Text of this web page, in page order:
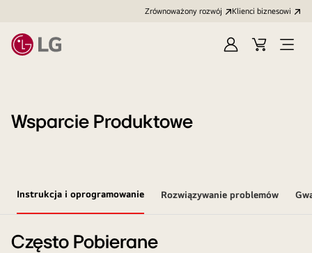
Zrównoważony rozwój Klienci biznesowi
ZalogujKoszyk
Wsparcie Produktowe
Instrukcja i oprogramowanie Rozwiązywanie problemów
Często Pobierane